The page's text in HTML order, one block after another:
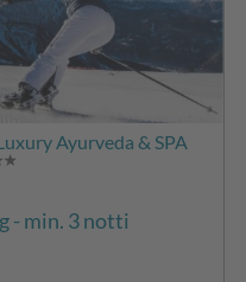
Ayurveda & SPA
- min. 3 notti